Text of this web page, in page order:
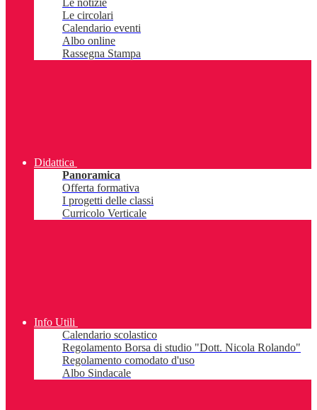
Le notizie
Le circolari
Calendario eventi
Albo online
Rassegna Stampa
Didattica
Panoramica
Offerta formativa
I progetti delle classi
Curricolo Verticale
Info Utili
Calendario scolastico
Regolamento Borsa di studio "Dott. Nicola Rolando"
Regolamento comodato d'uso
Albo Sindacale